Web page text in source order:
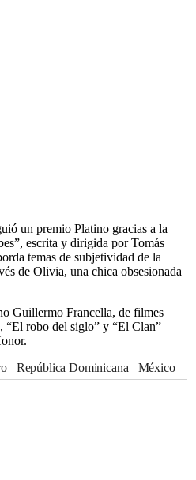
un premio Platino gracias a la
escrita y dirigida por Tomás
temas de subjetividad de la
de Olivia, una chica obsesionada
Guillermo Francella, de filmes
“El robo del siglo” y “El Clan”
República Dominicana México